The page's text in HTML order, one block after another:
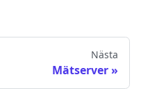
Nästa
Mätserver